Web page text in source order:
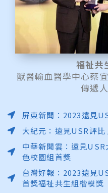
福祉共
獸醫輸血醫學中心蔡
傳遞
屏東新聞：2023遠見
大紀元：遠見USR評
中華新聞雲：遠見
色校園組首獎
台灣好報：2023遠見
首獎福祉共生組楷模獎